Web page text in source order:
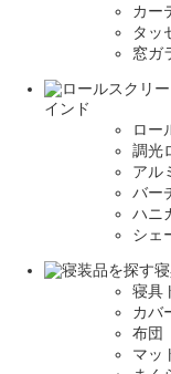
カー
タッ
窓ガ
インド
ロー
調光
アル
バー
ハニ
シェ
寝具
カバ
布団
マッ